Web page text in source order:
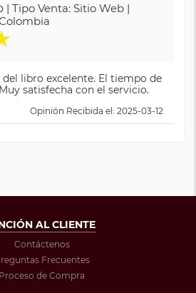
| Tipo Venta: Sitio Web |
del libro excelente. El tiempo de
satisfecha con el servicio.
Opinión Recibida el: 2025-03-12
AL CLIENTE
Contáctenos
Frecuentes
Proceso de Compra